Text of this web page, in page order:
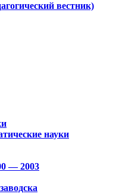
вестник)
науки
— 2003